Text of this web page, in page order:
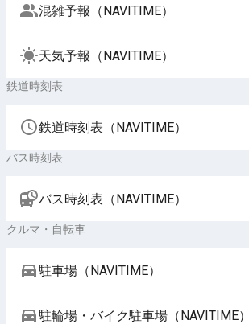
混雑予報（NAVITIME）
天気予報（NAVITIME）
鉄道時刻表
鉄道時刻表（NAVITIME）
バス時刻表
バス時刻表（NAVITIME）
クルマ・自転車
駐車場（NAVITIME）
駐輪場・バイク駐車場（NAVITIME）